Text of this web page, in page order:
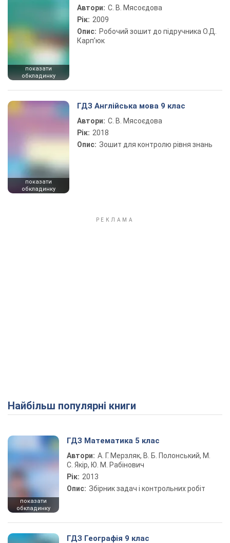
показати
обкладинку
Автори: С. В. Мясоєдова
Рік: 2009
Опис: Робочий зошит до підручника О.Д.
Карп’юк
показати
обкладинку
ГДЗ Англійська мова 9 клас
Автори: С. В. Мясоєдова
Рік: 2018
Опис: Зошит для контролю рівня знань
Найбільш популярні книги
показати
обкладинку
ГДЗ Математика 5 клас
Автори: А. Г. Мерзляк, В. Б. Полонський, М.
С. Якір, Ю. М. Рабінович
Рік: 2013
Опис: Збірник задач і контрольних робіт
ГДЗ Географія 9 клас